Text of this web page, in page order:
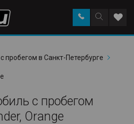
Поиск
по
Заказать
звонок в
пробегом в Санкт-Петербурге
с пробегом
Orange